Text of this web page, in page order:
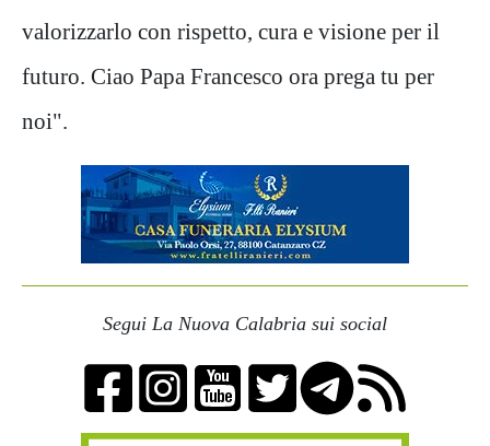
valorizzarlo con rispetto, cura e visione per il
futuro. Ciao Papa Francesco ora prega tu per
noi".
Segui La Nuova Calabria sui social